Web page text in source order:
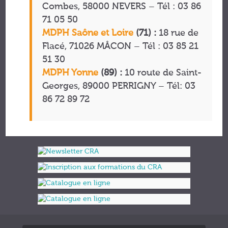
Combes, 58000 NEVERS – Tél : 03 86
71 05 50
MDPH Saône et Loire (71) : 18 rue de
Flacé, 71026 MÂCON – Tél : 03 85 21
51 30
MDPH Yonne (89) : 10 route de Saint-
Georges, 89000 PERRIGNY – Tél: 03
86 72 89 72